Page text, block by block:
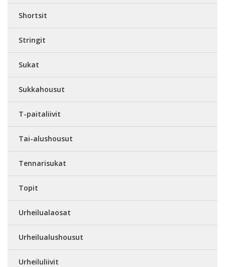
Shortsit
Stringit
Sukat
Sukkahousut
T-paitaliivit
Tai-alushousut
Tennarisukat
Topit
Urheilualaosat
Urheilualushousut
Urheiluliivit